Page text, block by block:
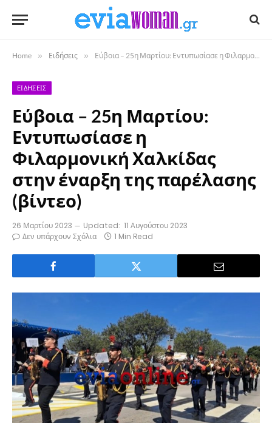
Home » Ειδήσεις » Εύβοια – 25η Μαρτίου: Εντυπωσίασε η Φιλαρμονική Χαλκίδας στην έναρξη της παρέλασης (βίντεο)
ΕΙΔΉΣΕΙΣ
Εύβοια – 25η Μαρτίου:
Εντυπωσίασε η
Φιλαρμονική Χαλκίδας
στην έναρξη της παρέλασης
(βίντεο)
26 Μαρτίου 2023 Updated: 11 Αυγούστου 2023
Δεν υπάρχουν Σχόλια
1 Min Read